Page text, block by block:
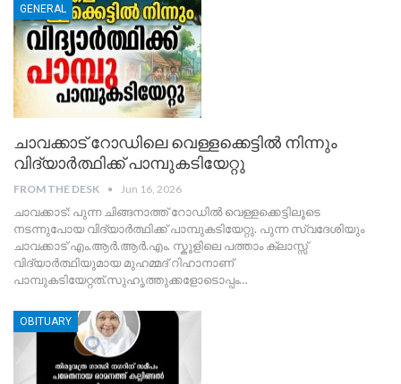
GENERAL
ചാവക്കാട് റോഡിലെ വെള്ളക്കെട്ടിൽ നിന്നും
വിദ്യാർത്ഥിക്ക് പാമ്പുകടിയേറ്റു
FROM THE DESK Jun 16, 2026
ചാവക്കാട്: പുന്ന ചിങ്ങനാത്ത് റോഡിൽ വെള്ളക്കെട്ടിലൂടെ
നടന്നുപോയ വിദ്യാർത്ഥിക്ക് പാമ്പുകടിയേറ്റു. പുന്ന സ്വദേശിയും
ചാവക്കാട് എം.ആർ.ആർ.എം. സ്കൂളിലെ പത്താം ക്ലാസ്സ്
വിദ്യാർത്ഥിയുമായ മുഹമ്മദ്‌ റിഹാനാണ്
പാമ്പുകടിയേറ്റത്.സുഹൃത്തുക്കളോടൊപ്പം…
OBITUARY